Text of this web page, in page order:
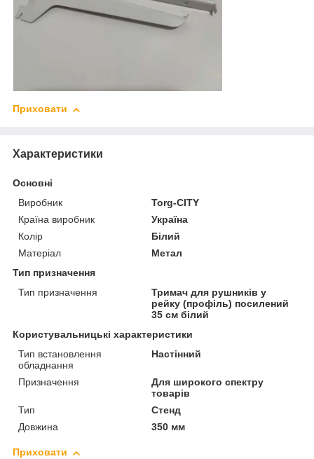
Приховати
Характеристики
Основні
Виробник
Torg-CITY
Країна виробник
Україна
Колір
Білий
Матеріал
Метал
Тип призначення
Тип призначення
Тримач для рушників у
рейку (профіль) посилений
35 см білий
Користувальницькі характеристики
Тип встановлення
обладнання
Настінний
Призначення
Для широкого спектру
товарів
Тип
Стенд
Довжина
350 мм
Приховати